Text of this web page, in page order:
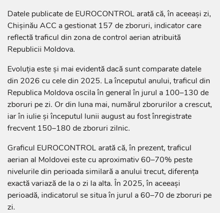
Datele publicate de EUROCONTROL arată că, în aceeași zi,
Chișinău ACC a gestionat 157 de zboruri, indicator care
reflectă traficul din zona de control aerian atribuită
Republicii Moldova.
Evoluția este și mai evidentă dacă sunt comparate datele
din 2026 cu cele din 2025. La începutul anului, traficul din
Republica Moldova oscila în general în jurul a 100–130 de
zboruri pe zi. Or din luna mai, numărul zborurilor a crescut,
iar în iulie și începutul lunii august au fost înregistrate
frecvent 150–180 de zboruri zilnic.
Graficul EUROCONTROL arată că, în prezent, traficul
aerian al Moldovei este cu aproximativ 60–70% peste
nivelurile din perioada similară a anului trecut, diferența
exactă variază de la o zi la alta. În 2025, în aceeași
perioadă, indicatorul se situa în jurul a 60–70 de zboruri pe
zi.